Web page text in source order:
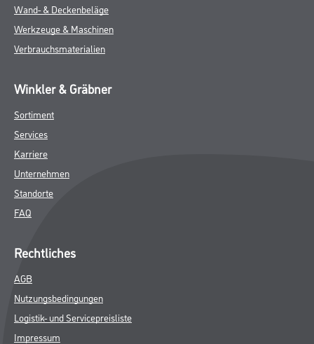
Wand- & Deckenbeläge
Werkzeuge & Maschinen
Verbrauchsmaterialien
Winkler & Gräbner
Sortiment
Services
Karriere
Unternehmen
Standorte
FAQ
Rechtliches
AGB
Nutzungsbedingungen
Logistik- und Servicepreisliste
Impressum